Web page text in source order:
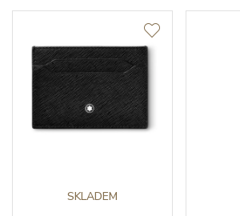
SKLADEM